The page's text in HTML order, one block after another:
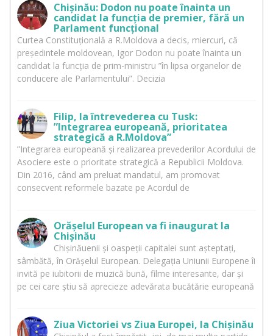
Chișinău: Dodon nu poate înainta un
candidat la funcția de premier, fără un
Parlament funcțional
Curtea Constituțională a R.Moldova a decis, miercuri, că
președintele moldovean, Igor Dodon nu poate înainta un
candidat la funcția de prim-ministru ”în lipsa organelor de
conducere ale Parlamentului”. Decizia
Filip, la întrevederea cu Tusk:
”Integrarea europeană, prioritatea
strategică a R.Moldova”
”Integrarea europeană și realizarea prevederilor Acordului de
Asociere este o prioritate strategică a Republicii Moldova.
Din 2016, când am preluat mandatul, am promovat
consecvent reformele bazate pe Acordul de
Orășelul European va fi inaugurat la
Chișinău
Chișinăuenii și oaspeții capitalei sunt așteptați,
sâmbătă, în Orășelul European. Delegația Uniunii Europene îi
invită pe iubitorii de muzică bună, filme interesante, dar și
pe cei care știu să aprecieze adevărata bucătărie europeană
Ziua Victoriei vs Ziua Europei, la Chișinău